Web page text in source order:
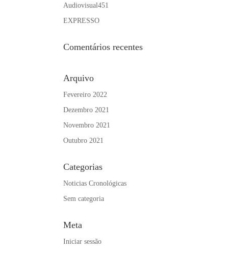
Audiovisual451
EXPRESSO
Comentários recentes
Arquivo
Fevereiro 2022
Dezembro 2021
Novembro 2021
Outubro 2021
Categorias
Noticias Cronológicas
Sem categoria
Meta
Iniciar sessão